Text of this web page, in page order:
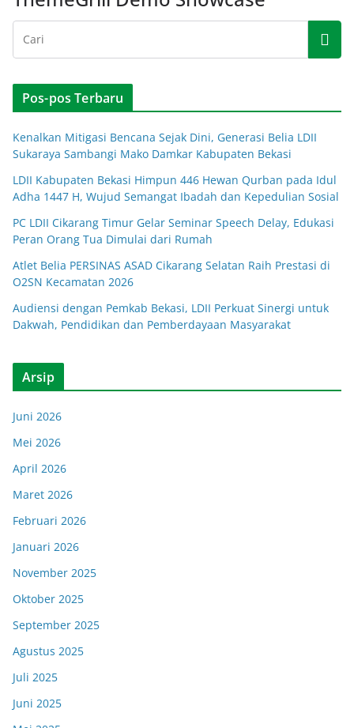
Pos-pos Terbaru
Kenalkan Mitigasi Bencana Sejak Dini, Generasi Belia LDII
Sukaraya Sambangi Mako Damkar Kabupaten Bekasi
LDII Kabupaten Bekasi Himpun 446 Hewan Qurban pada Idul
Adha 1447 H, Wujud Semangat Ibadah dan Kepedulian Sosial
PC LDII Cikarang Timur Gelar Seminar Speech Delay, Edukasi
Peran Orang Tua Dimulai dari Rumah
Atlet Belia PERSINAS ASAD Cikarang Selatan Raih Prestasi di
O2SN Kecamatan 2026
Audiensi dengan Pemkab Bekasi, LDII Perkuat Sinergi untuk
Dakwah, Pendidikan dan Pemberdayaan Masyarakat
Arsip
Juni 2026
Mei 2026
April 2026
Maret 2026
Februari 2026
Januari 2026
November 2025
Oktober 2025
September 2025
Agustus 2025
Juli 2025
Juni 2025